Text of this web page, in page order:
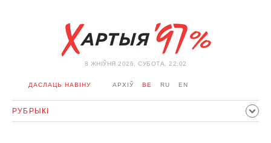
8 ЖНIЎНЯ 2026, СУБОТА, 22:02
ДАСЛАЦЬ НАВІНУ АРХІЎ BE RU EN
РУБРЫКІ